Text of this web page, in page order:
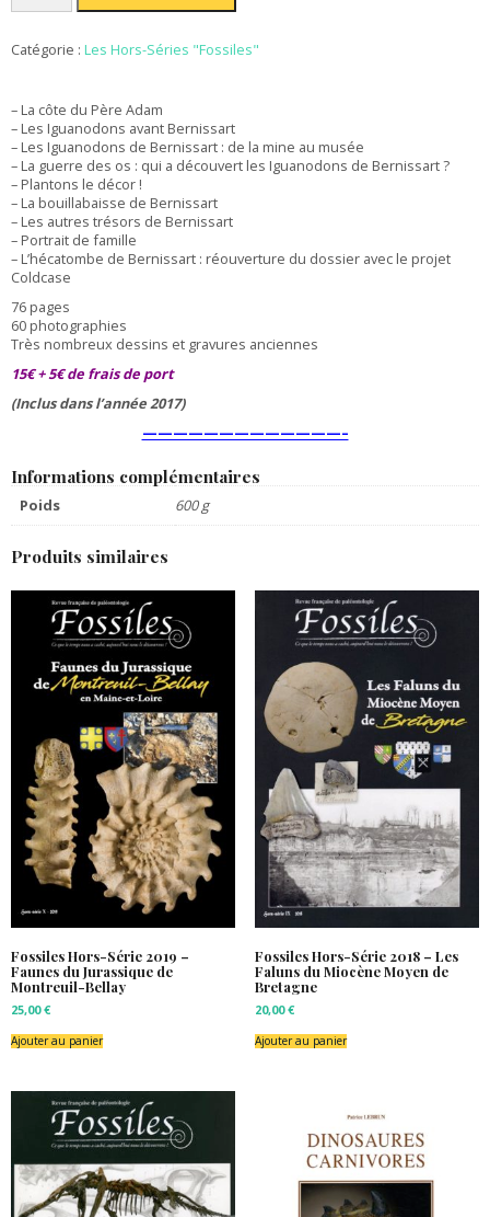
Fossiles
Série
140
ans,
la
découverte
des
Iguanodons
de
Catégorie : Les Hors-Séries "Fossiles"
– La côte du Père Adam
– Les Iguanodons avant Bernissart
– Les Iguanodons de Bernissart : de la mine au musée
– La guerre des os : qui a découvert les Iguanodons de Bernissart ?
– Plantons le décor !
– La bouillabaisse de Bernissart
– Les autres trésors de Bernissart
– Portrait de famille
– L’hécatombe de Bernissart : réouverture du dossier avec le projet
Coldcase
76 pages
60 photographies
Très nombreux dessins et gravures anciennes
15€ + 5€ de frais de port
(Inclus dans l’année 2017)
—————————————–
Informations complémentaires
Poids 600 g
Produits similaires
Fossiles Hors-Série 2019 –
Faunes du Jurassique de
Montreuil-Bellay
25,00€
Ajouter au panier
Fossiles Hors-Série 2018 – Les
Faluns du Miocène Moyen de
Bretagne
20,00€
Ajouter au panier